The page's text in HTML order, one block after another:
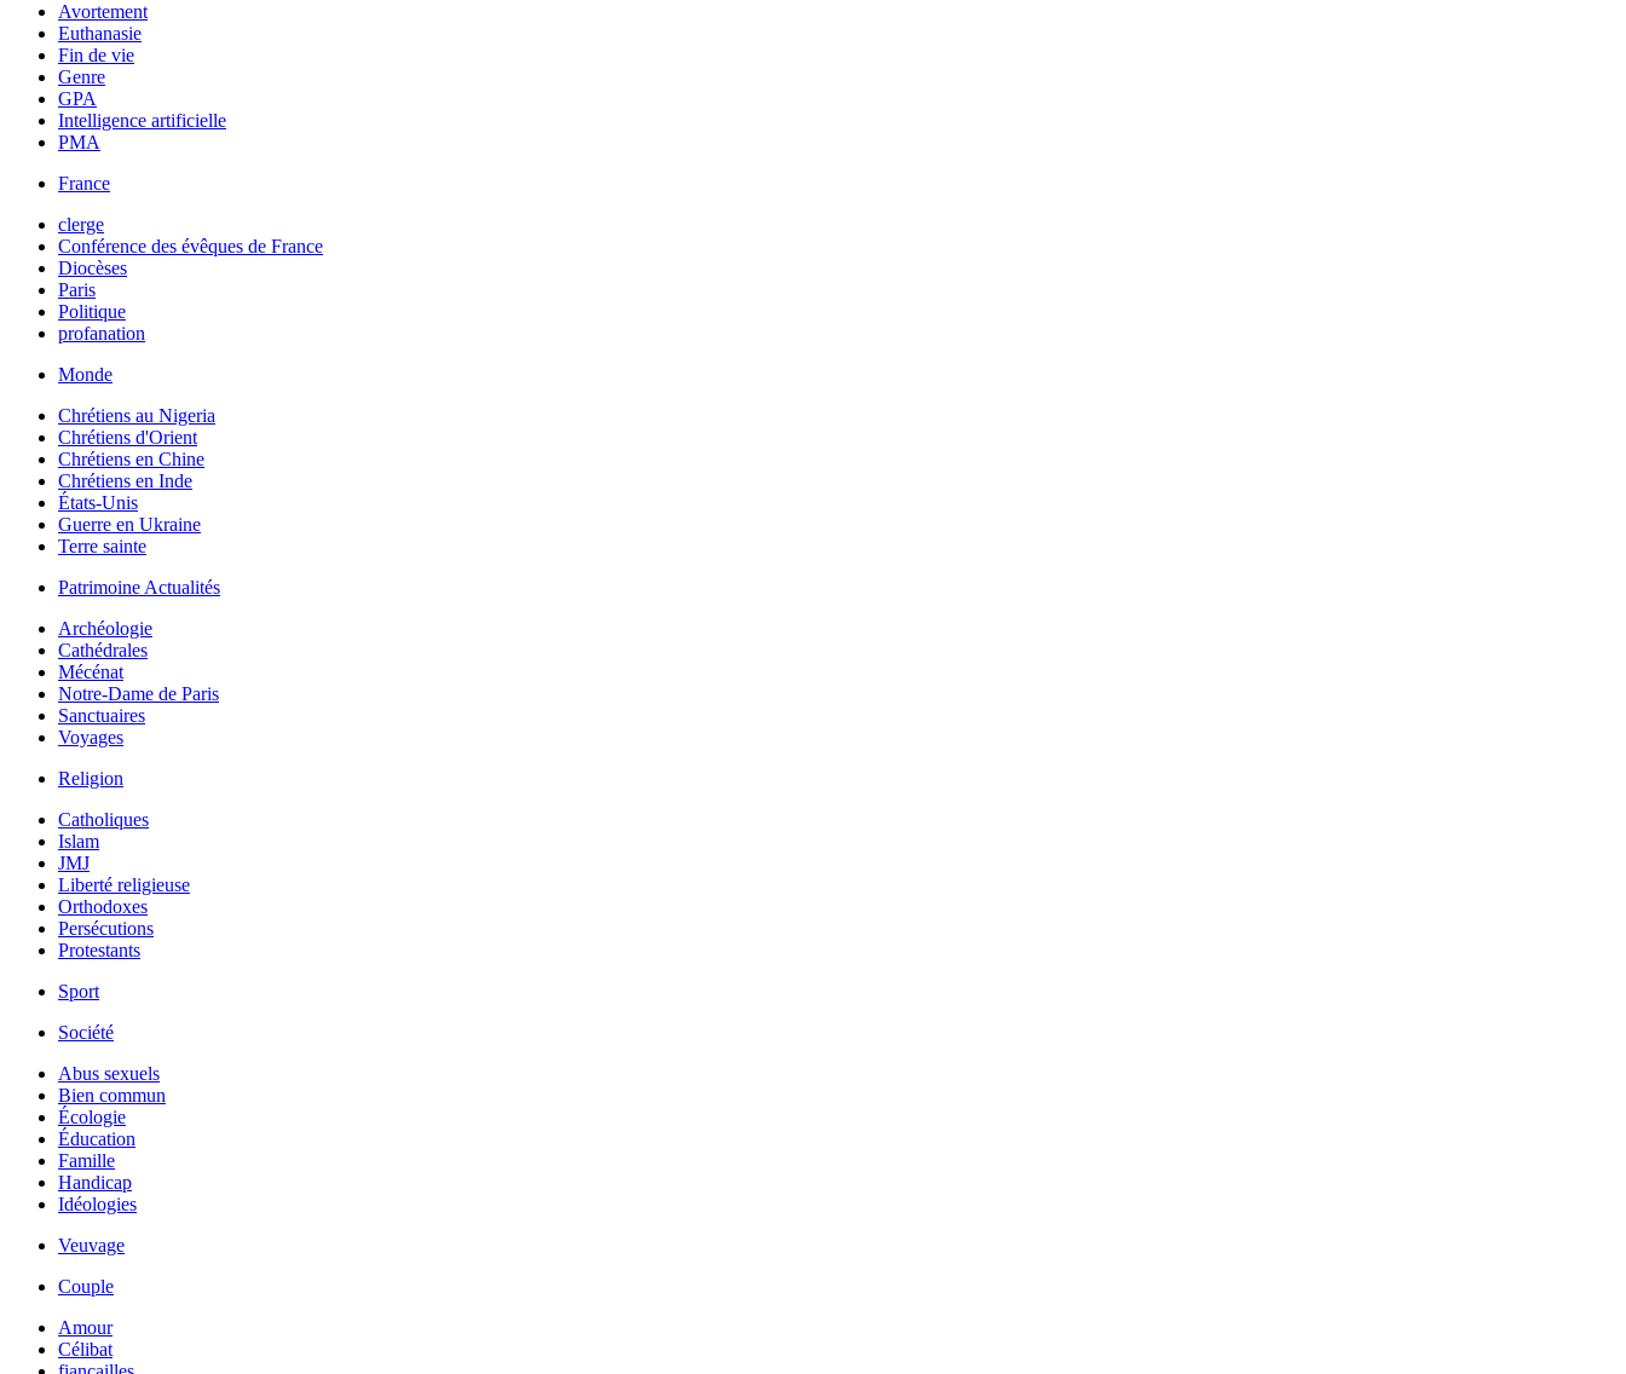
Avortement
Euthanasie
Fin de vie
Genre
GPA
Intelligence artificielle
PMA
France
clerge
Conférence des évêques de France
Diocèses
Paris
Politique
profanation
Monde
Chrétiens au Nigeria
Chrétiens d'Orient
Chrétiens en Chine
Chrétiens en Inde
États-Unis
Guerre en Ukraine
Terre sainte
Patrimoine Actualités
Archéologie
Cathédrales
Mécénat
Notre-Dame de Paris
Sanctuaires
Voyages
Religion
Catholiques
Islam
JMJ
Liberté religieuse
Orthodoxes
Persécutions
Protestants
Sport
Société
Abus sexuels
Bien commun
Écologie
Éducation
Famille
Handicap
Idéologies
Veuvage
Couple
Amour
Célibat